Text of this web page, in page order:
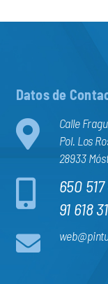
Datos de
Calle
Pol. Los
28933
650
91 618